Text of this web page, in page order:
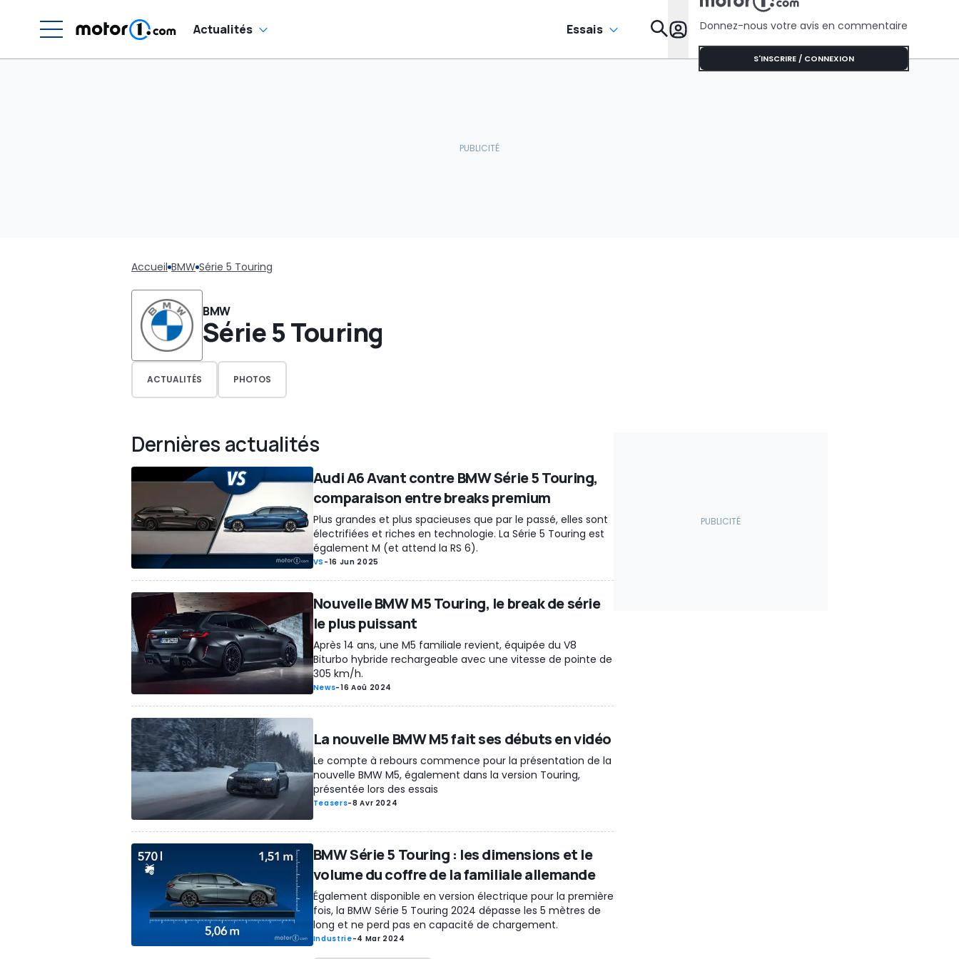
Actualités Essais Donnez-nous votre avis en commentaire
S'INSCRIRE / CONNEXION
Accueil BMW Série 5 Touring
BMW
Série 5 Touring
ACTUALITÉS PHOTOS
Dernières actualités
Audi A6 Avant contre BMW Série 5 Touring,
comparaison entre breaks premium
Plus grandes et plus spacieuses que par le passé, elles sont
électrifiées et riches en technologie. La Série 5 Touring est
également M (et attend la RS 6).
VS -16 Jun 2025
Nouvelle BMW M5 Touring, le break de série
le plus puissant
Après 14 ans, une M5 familiale revient, équipée du V8
Biturbo hybride rechargeable avec une vitesse de pointe de
305 km/h.
News-16 Aoû 2024
La nouvelle BMW M5 fait ses débuts en vidéo
Le compte à rebours commence pour la présentation de la
nouvelle BMW M5, également dans la version Touring,
présentée lors des essais
Teasers-8 Avr 2024
BMW Série 5 Touring : les dimensions et le
volume du coffre de la familiale allemande
Également disponible en version électrique pour la première
fois, la BMW Série 5 Touring 2024 dépasse les 5 mètres de
long et ne perd pas en capacité de chargement.
Industrie-4 Mar 2024